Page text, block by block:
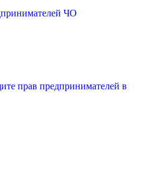
ЧО
прав предпринимателей в